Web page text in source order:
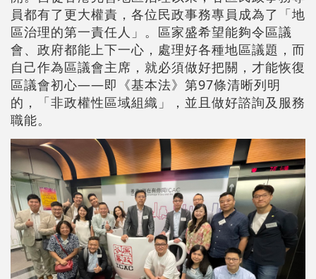
員都有了更大權責，各位民政事務專員成為了「地
區治理的第一責任人」。區家盛希望能夠令區議
會、政府都能上下一心，處理好各種地區議題，而
自己作為區議會主席，就必須做好把關，才能恢復
區議會初心——即《基本法》第97條清晰列明
的，「非政權性區域組織」，並且做好諮詢及服務
職能。